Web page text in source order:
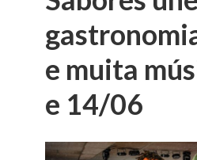
e muita
e 14/06